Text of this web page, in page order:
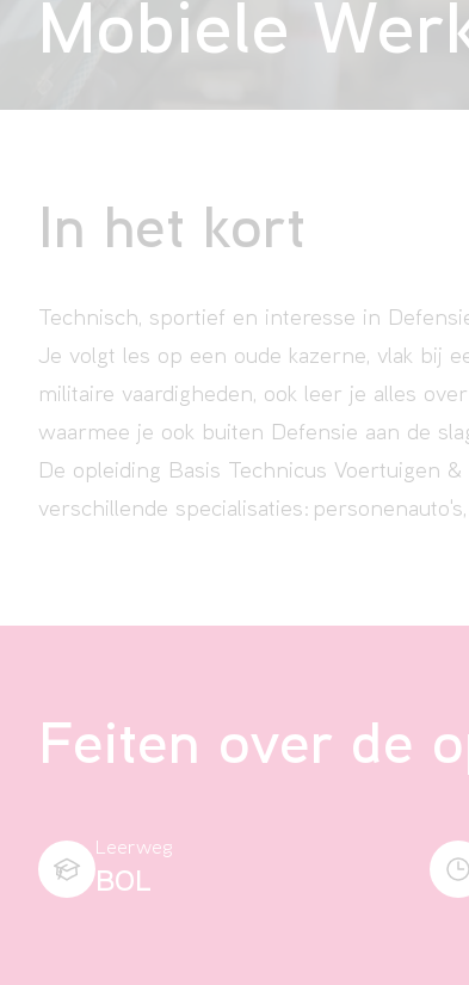
Mobiele
In het kort
Technisch, sportief en interesse in
Je volgt les op een oude kazerne, vlak bij
militaire vaardigheden, ook leer je alles
waarmee je ook buiten Defensie aan de
De opleiding Basis Technicus Voertuigen
verschillende specialisaties: personenauto's,
Feiten over de
Leerweg
BOL